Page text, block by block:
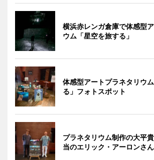
横浜赤レンガ倉庫で体感型
ウム「星空を旅する」
体感型アートプラネタリウ
る」フォトスポット
プラネタリウム制作の大平
当のエリック・アーロンさん